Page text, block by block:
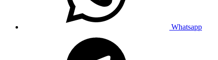
Whatsapp